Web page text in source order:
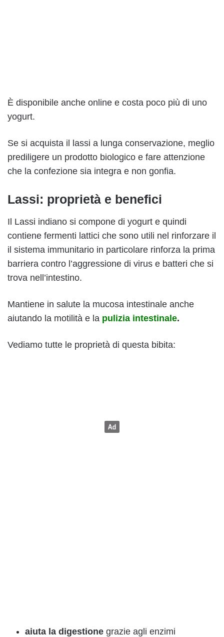
È disponibile anche online e costa poco più di uno
yogurt.
Se si acquista il lassi a lunga conservazione, meglio
prediligere un prodotto biologico e fare attenzione
che la confezione sia integra e non gonfia.
Lassi: proprietà e benefici
Il Lassi indiano si compone di yogurt e quindi
contiene fermenti lattici che sono utili nel rinforzare il
il sistema immunitario in particolare rinforza la prima
barriera contro l’aggressione di virus e batteri che si
trova nell’intestino.
Mantiene in salute la mucosa intestinale anche
aiutando la motilità e la pulizia intestinale.
Vediamo tutte le proprietà di questa bibita:
aiuta la digestione grazie agli enzimi